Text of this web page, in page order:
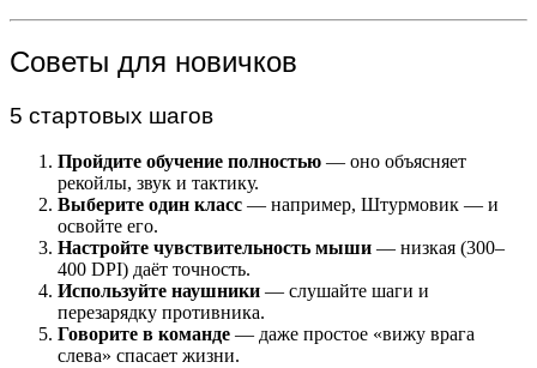
Советы для новичков
5 стартовых шагов
Пройдите обучение полностью — оно объясняет
рекойлы, звук и тактику.
Выберите один класс — например, Штурмовик — и
освойте его.
Настройте чувствительность мыши — низкая (300–
400 DPI) даёт точность.
Используйте наушники — слушайте шаги и
перезарядку противника.
Говорите в команде — даже простое «вижу врага
слева» спасает жизни.